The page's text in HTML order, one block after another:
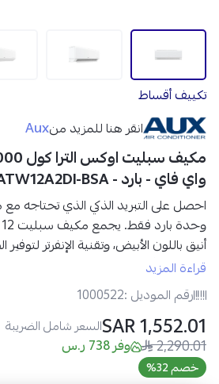
تكييف أقساط
انقر هنا للمزيد منAux
واي فاي - بارد - ATW12A2DI-BSA
احصل على التبريد الذكي الذي تحتاجه مع
وحدة بارد فقط
أنيق باللون الأبيض، وتقنية الإنفرترلتوفير
الواي فايأينما كنت.
مواصفات AUX مكيف الترا كول سبليت 12000 وحدة البارد:
العلامة التجارية:أوكس (AUX)
النوع:مكيف سبليت جداري
الهواء:بارد فقط
قراءة المزيد
رقم الموديل :1000522
1,552.01 SAR السعر شامل الضريبة
2,290.01 وفر 738 ر.س
خصم 32%